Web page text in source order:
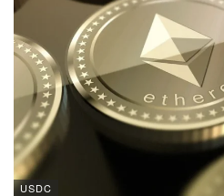
USDC